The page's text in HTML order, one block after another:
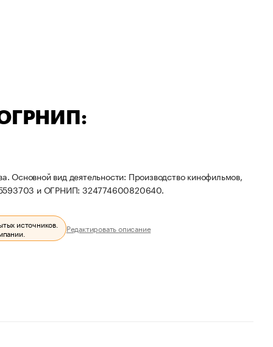
ОГРНИП:
Основной вид деятельности: Производство кинофильмов,
и ОГРНИП: 324774600820640.
источников.
Редактировать описание